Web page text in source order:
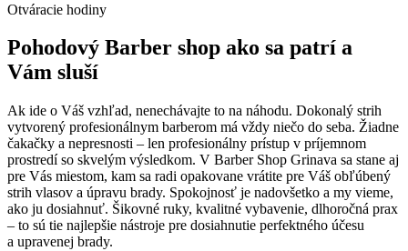
Otváracie hodiny
Pohodový Barber shop ako sa patrí a
Vám sluší
Ak ide o Váš vzhľad, nenechávajte to na náhodu. Dokonalý strih
vytvorený profesionálnym barberom má vždy niečo do seba. Žiadne
čakačky a nepresnosti – len profesionálny prístup v príjemnom
prostredí so skvelým výsledkom. V Barber Shop Grinava sa stane aj
pre Vás miestom, kam sa radi opakovane vrátite pre Váš obľúbený
strih vlasov a úpravu brady. Spokojnosť je nadovšetko a my vieme,
ako ju dosiahnuť. Šikovné ruky, kvalitné vybavenie, dlhoročná prax
– to sú tie najlepšie nástroje pre dosiahnutie perfektného účesu
a upravenej brady.